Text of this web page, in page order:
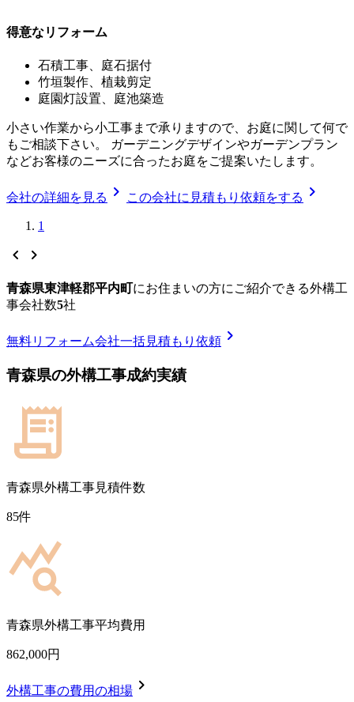
得意なリフォーム
石積工事、庭石据付
竹垣製作、植栽剪定
庭園灯設置、庭池築造
小さい作業から小工事まで承りますので、お庭に関して何で
もご相談下さい。 ガーデニングデザインやガーデンプラン
などお客様のニーズに合ったお庭をご提案いたします。
会社の詳細を見る chevron_right この会社に見積もり依頼をする chevron_right
1
chevron_left chevron_right
青森県東津軽郡平内町にお住まいの方にご紹介できる外構工
事会社数5社
無料リフォーム会社一括見積もり依頼 chevron_right
青森県の外構工事成約実績
青森県外構工事見積件数
85件
青森県外構工事平均費用
862,000円
外構工事の費用の相場 chevron_right